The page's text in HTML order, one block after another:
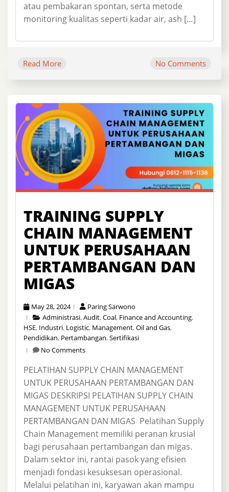
atau pembakaran spontan, serta metode
monitoring kualitas seperti kadar air, ash […]
Read More No Comments
TRAINING SUPPLY
CHAIN MANAGEMENT
UNTUK PERUSAHAAN
PERTAMBANGAN DAN
MIGAS
May 28, 2024
Paring Sarwono
Administrasi,Audit,Coal, Finance and Accounting,
HSE, Industri, Logistic, Management,Oil and Gas,
Pendidikan, Pertambangan,Sertifikasi
No Comments
PELATIHAN SUPPLY CHAIN MANAGEMENT
UNTUK PERUSAHAAN PERTAMBANGAN DAN
MIGAS DESKRIPSI PELATIHAN SUPPLY CHAIN
MANAGEMENT UNTUK PERUSAHAAN
PERTAMBANGAN DAN MIGAS Pelatihan Supply
Chain Management memiliki peranan krusial
bagi perusahaan pertambangan dan migas.
Dalam sektor ini, rantai pasok yang efisien
menjadi fondasi kesuksesan operasional.
Melalui pelatihan ini, karyawan akan mampu